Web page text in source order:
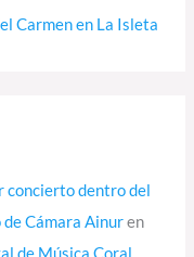
Carmen en La Isleta
concierto dentro del
Cámara Ainuren